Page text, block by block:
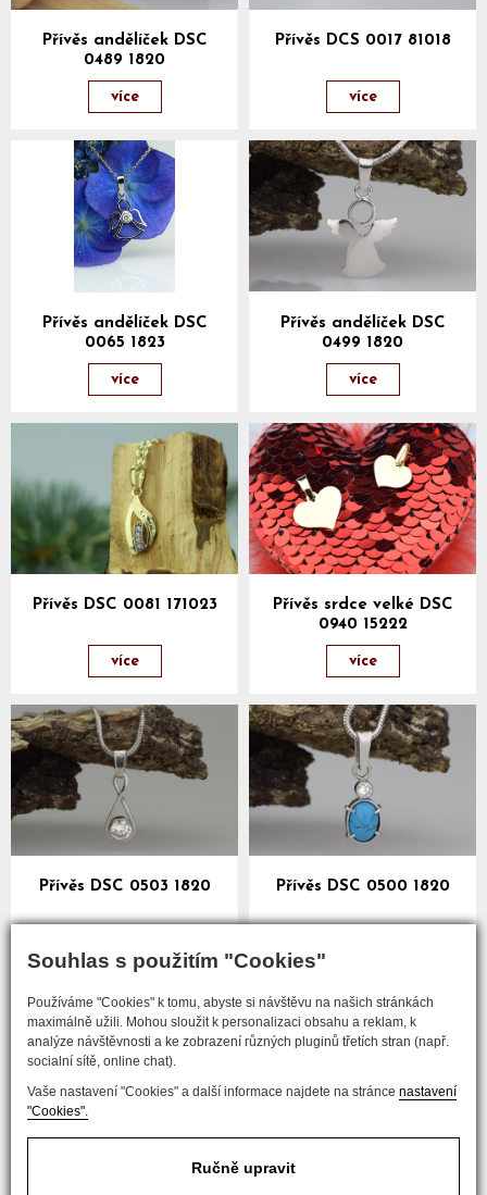
Souhlas s použitím "Cookies"
Používáme "Cookies" k tomu, abyste si návštěvu na našich stránkách
maximálně užili. Mohou sloužit k personalizaci obsahu a reklam, k
analýze návštěvnosti a ke zobrazení různých pluginů třetích stran (např.
socialní sítě, online chat).
Vaše nastavení "Cookies" a další informace najdete na stránce nastavení
"Cookies".
Ručně upravit
Přívěs andělíček DSC
0489 1820
více
Přívěs DCS 0017 81018
více
Přívěs andělíček DSC
0065 1823
více
Přívěs andělíček DSC
0499 1820
více
Přívěs DSC 0081 171023
více
Přívěs srdce velké DSC
0940 15222
více
Přívěs DSC 0503 1820 Přívěs DSC 0500 1820
předchozí
2 5 ...
následující